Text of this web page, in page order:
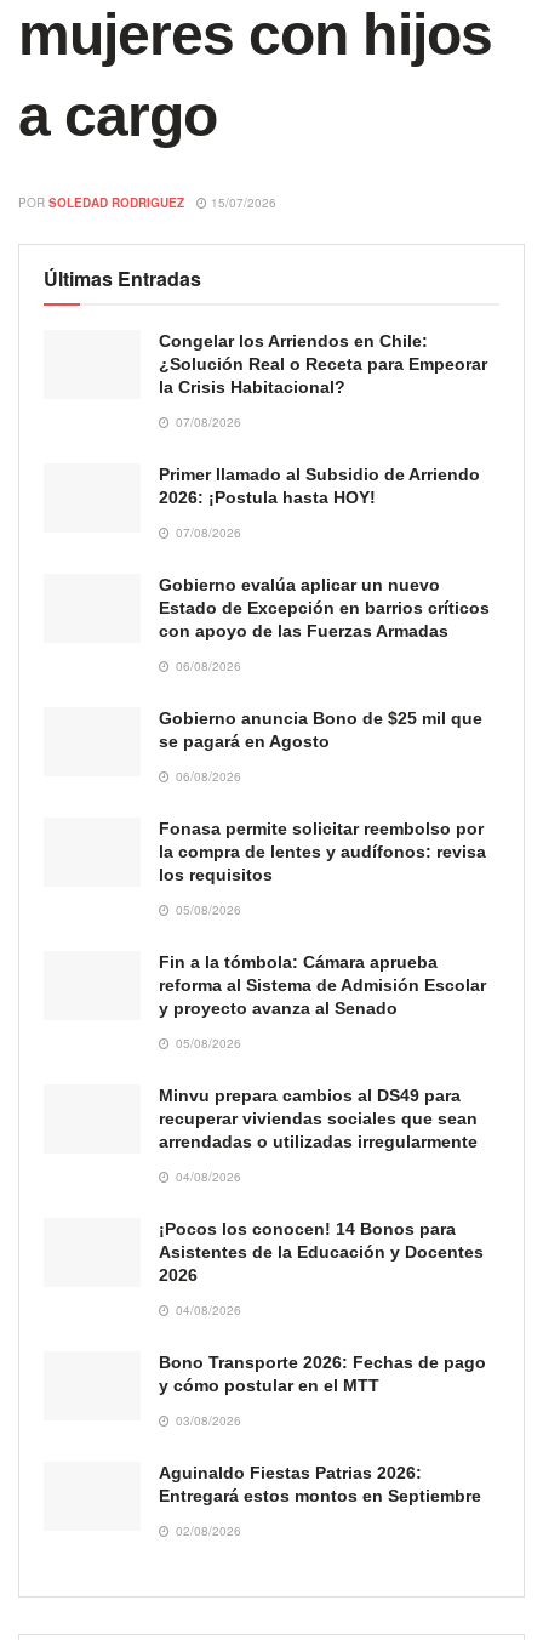
mujeres con hijos
a cargo
POR SOLEDAD RODRIGUEZ 15/07/2026
Últimas Entradas
Congelar los Arriendos en Chile:
¿Solución Real o Receta para Empeorar
la Crisis Habitacional?
07/08/2026
Primer llamado al Subsidio de Arriendo
2026: ¡Postula hasta HOY!
07/08/2026
Gobierno evalúa aplicar un nuevo
Estado de Excepción en barrios críticos
con apoyo de las Fuerzas Armadas
06/08/2026
Gobierno anuncia Bono de $25 mil que
se pagará en Agosto
06/08/2026
Fonasa permite solicitar reembolso por
la compra de lentes y audífonos: revisa
los requisitos
05/08/2026
Fin a la tómbola: Cámara aprueba
reforma al Sistema de Admisión Escolar
y proyecto avanza al Senado
05/08/2026
Minvu prepara cambios al DS49 para
recuperar viviendas sociales que sean
arrendadas o utilizadas irregularmente
04/08/2026
¡Pocos los conocen! 14 Bonos para
Asistentes de la Educación y Docentes
2026
04/08/2026
Bono Transporte 2026: Fechas de pago
y cómo postular en el MTT
03/08/2026
Aguinaldo Fiestas Patrias 2026:
Entregará estos montos en Septiembre
02/08/2026